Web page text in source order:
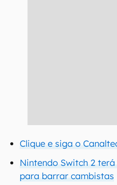
Clique e siga o
Nintendo Switch 2
para barrar cambistas